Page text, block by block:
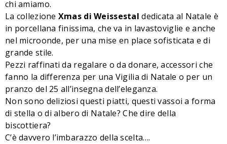
chi amiamo.
La collezione Xmas di Weissestal dedicata al Natale è
in porcellana finissima, che va in lavastoviglie e anche
nel microonde, per una mise en place sofisticata e di
grande stile.
Pezzi raffinati da regalare o da donare, accessori che
fanno la differenza per una Vigilia di Natale o per un
pranzo del 25 all’insegna dell’eleganza.
Non sono deliziosi questi piatti, questi vassoi a forma
di stella o di albero di Natale? Che dire della
biscottiera?
C’è davvero l’imbarazzo della scelta….